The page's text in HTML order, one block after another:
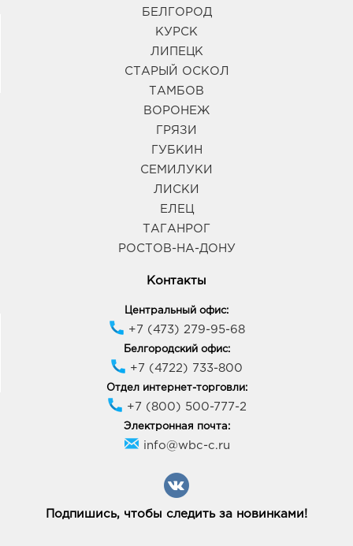
БЕЛГОРОД
КУРСК
ЛИПЕЦК
СТАРЫЙ ОСКОЛ
ТАМБОВ
ВОРОНЕЖ
ГРЯЗИ
ГУБКИН
СЕМИЛУКИ
ЛИСКИ
ЕЛЕЦ
ТАГАНРОГ
РОСТОВ-НА-ДОНУ
Контакты
Центральный офис:
+7 (473) 279-95-68
Белгородский офис:
+7 (4722) 733-800
Отдел интернет-торговли:
+7 (800) 500-777-2
Электронная почта:
info@wbc-c.ru
Подпишись, чтобы следить за новинками!